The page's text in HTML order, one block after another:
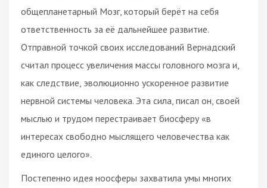
общепланетарный Мозг, который берёт на себя
ответственность за её дальнейшее развитие.
Отправной точкой своих исследований Вернадский
считал процесс увеличения массы головного мозга и,
как следствие, эволюционно ускоренное развитие
нервной системы человека. Эта сила, писал он, своей
мыслью и трудом перестраивает биосферу «в
интересах свободно мыслящего человечества как
единого целого».
Постепенно идея ноосферы захватила умы многих